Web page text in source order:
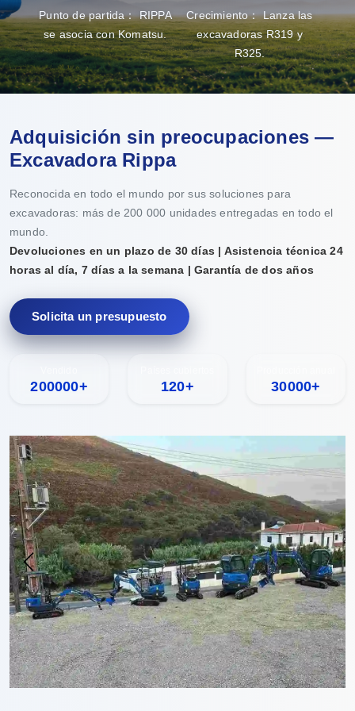
Punto de partida： RIPPA
se asocia con Komatsu.
Crecimiento： Lanza las
excavadoras R319 y
R325.
Adquisición sin preocupaciones —
Excavadora Rippa
Reconocida en todo el mundo por sus soluciones para
excavadoras: más de 200 000 unidades entregadas en todo el
mundo.
Devoluciones en un plazo de 30 días | Asistencia técnica 24
horas al día, 7 días a la semana | Garantía de dos años
Solicita un presupuesto
200000+ 120+ 30000+